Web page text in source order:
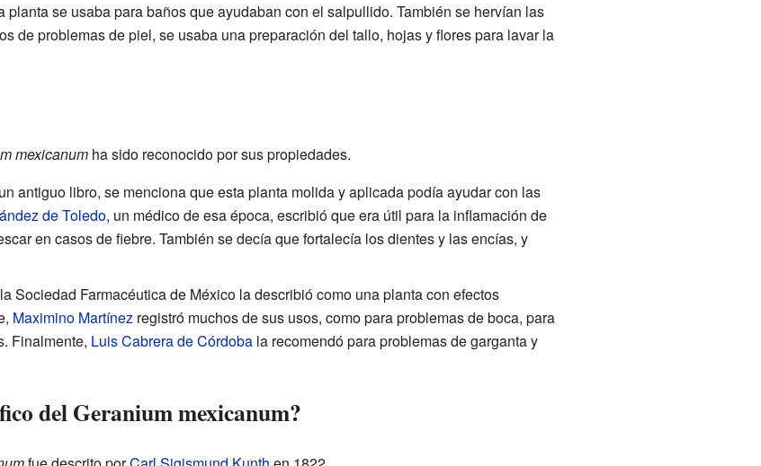
planta se usaba para baños que ayudaban con el salpullido. También se hervían las
de problemas de piel, se usaba una preparación del tallo, hojas y flores para lavar la
mexicanumha sido reconocido por sus propiedades.
antiguo libro, se menciona que esta planta molida y aplicada podía ayudar con las
de Toledo, un médico de esa época, escribió que era útil para la inflamación de
en casos de fiebre. También se decía que fortalecía los dientes y las encías, y
Sociedad Farmacéutica de México la describió como una planta con efectos
Maximino Martínezregistró muchos de sus usos, como para problemas de boca, para
Finalmente, Luis Cabrera de Córdobala recomendó para problemas de garganta y
del Geranium mexicanum?